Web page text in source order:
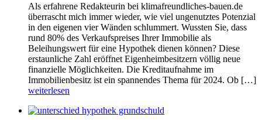
Als erfahrene Redakteurin bei klimafreundliches-bauen.de
überrascht mich immer wieder, wie viel ungenutztes Potenzial
in den eigenen vier Wänden schlummert. Wussten Sie, dass
rund 80% des Verkaufspreises Ihrer Immobilie als
Beleihungswert für eine Hypothek dienen können? Diese
erstaunliche Zahl eröffnet Eigenheimbesitzern völlig neue
finanzielle Möglichkeiten. Die Kreditaufnahme im
Immobilienbesitz ist ein spannendes Thema für 2024. Ob […]
weiterlesen